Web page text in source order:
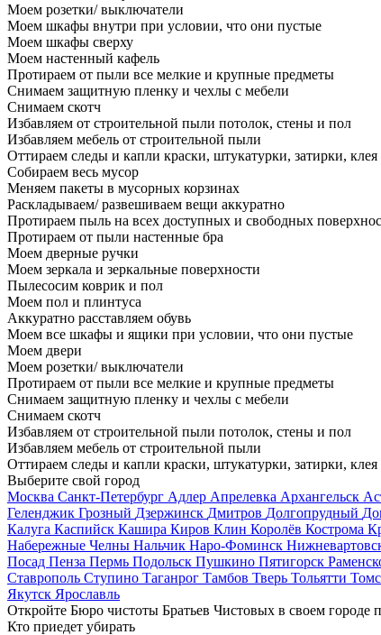
Моем розетки/ выключатели
Моем шкафы внутри при условии, что они пустые
Моем шкафы сверху
Моем настенный кафель
Протираем от пыли все мелкие и крупные предметы
Снимаем защитную пленку и чехлы с мебели
Снимаем скотч
Избавляем от строительной пыли потолок, стены и пол
Избавляем мебель от строительной пыли
Оттираем следы и капли краски, штукатурки, затирки,
Собираем весь мусор
Меняем пакеты в мусорных корзинах
Раскладываем/ развешиваем вещи аккуратно
Протираем пыль на всех доступных и свободных
Протираем от пыли настенные бра
Моем дверные ручки
Моем зеркала и зеркальные поверхности
Пылесосим коврик и пол
Моем пол и плинтуса
Аккуратно расставляем обувь
Моем все шкафы и ящики при условии, что они пустые
Моем двери
Моем розетки/ выключатели
Протираем от пыли все мелкие и крупные предметы
Снимаем защитную пленку и чехлы с мебели
Снимаем скотч
Избавляем от строительной пыли потолок, стены и пол
Избавляем мебель от строительной пыли
Оттираем следы и капли краски, штукатурки, затирки,
Выберите свой город
Москва Санкт-Петербург Адлер Апрелевка Архангельск
Геленджик Грозный Дзержинск Дмитров Долгопрудный
Калуга Каспийск Кашира Киров Клин Королёв Кострома
Набережные Челны Нальчик Наро-Фоминск
Посад Пенза Пермь Подольск Пушкино Пятигорск
Ставрополь Ступино Таганрог Тамбов Тверь Тольятти
Якутск Ярославль
Откройте Бюро чистоты Братьев Чистовых в своем городе
Кто приедет убирать